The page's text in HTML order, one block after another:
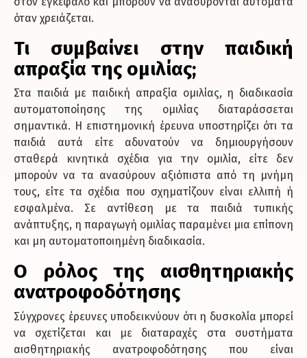
όταν χρειάζεται.
Τι συμβαίνει στην παιδική
απραξία της ομιλίας;
Στα παιδιά με παιδική απραξία ομιλίας, η διαδικασία
αυτοματοποίησης της ομιλίας διαταράσσεται
σημαντικά. Η επιστημονική έρευνα υποστηρίζει ότι τα
παιδιά αυτά είτε αδυνατούν να δημιουργήσουν
σταθερά κινητικά σχέδια για την ομιλία, είτε δεν
μπορούν να τα ανασύρουν αξιόπιστα από τη μνήμη
τους, είτε τα σχέδια που σχηματίζουν είναι ελλιπή ή
εσφαλμένα. Σε αντίθεση με τα παιδιά τυπικής
ανάπτυξης, η παραγωγή ομιλίας παραμένει μια επίπονη
και μη αυτοματοποιημένη διαδικασία.
Ο ρόλος της αισθητηριακής
ανατροφοδότησης
Σύγχρονες έρευνες υποδεικνύουν ότι η δυσκολία μπορεί
να σχετίζεται και με διαταραχές στα συστήματα
αισθητηριακής ανατροφοδότησης που είναι